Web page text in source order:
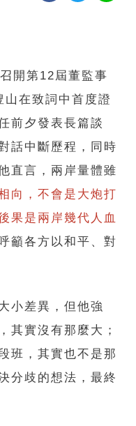
開第12屆董監事
在致詞中首度證
前夕發表長篇談
話中斷歷程，同時
直言，兩岸量體雖
向，不會是大炮打
果是兩岸幾代人血
籲各方以和平、對
小差異，但他強
其實沒有那麼大；
班，其實也不是那
分歧的想法，最終